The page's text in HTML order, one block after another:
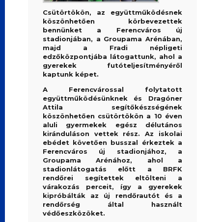
Csütörtökön, az együttműködésnek
köszönhetően körbevezettek
bennünket a Ferencváros új
stadionjában, a Groupama Arénában,
majd a Fradi népligeti
edzőközpontjába látogattunk, ahol a
gyerekek futóteljesítményéről
kaptunk képet.
A Ferencvárossal folytatott
együttműködésünknek és Dragóner
Attila segítőkészségének
köszönhetően csütörtökön a 10 éven
aluli gyermekek egész délutános
kiránduláson vettek rész. Az iskolai
ebédet követően busszal érkeztek a
Ferencváros új stadionjához, a
Groupama Arénához, ahol a
stadionlátogatás előtt a BRFK
rendőrei segítettek eltölteni a
várakozás perceit, így a gyerekek
kipróbálták az új rendőrautót és a
rendőrség által használt
védőeszközöket.